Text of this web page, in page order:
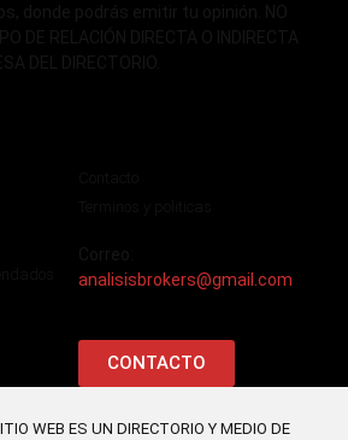
analisisbrokers@gmail.com
CONTACTO
WEB ES UN DIRECTORIO Y MEDIO DE